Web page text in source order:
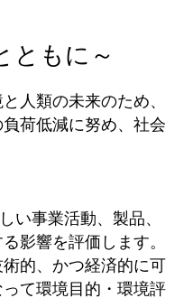
ともに～
人類の未来のため、
荷低減に努め、社会
い事業活動、製品、
影響を評価します。
的、かつ経済的に可
て環境目的・環境評